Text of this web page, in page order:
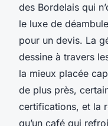
des Bordelais qui
le luxe de
pour un devis. La
dessine à travers
la mieux placée
de plus près,
certifications, et la
qu’un café qui